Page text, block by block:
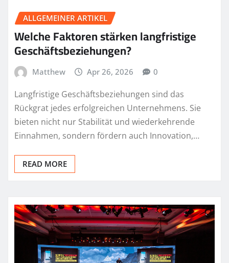
ALLGEMEINER ARTIKEL
Welche Faktoren stärken langfristige
Geschäftsbeziehungen?
Matthew Apr 26, 2026 0
Langfristige Geschäftsbeziehungen sind das
Rückgrat jedes erfolgreichen Unternehmens. Sie
bieten nicht nur Stabilität und wiederkehrende
Einnahmen, sondern fördern auch Innovation,…
READ MORE